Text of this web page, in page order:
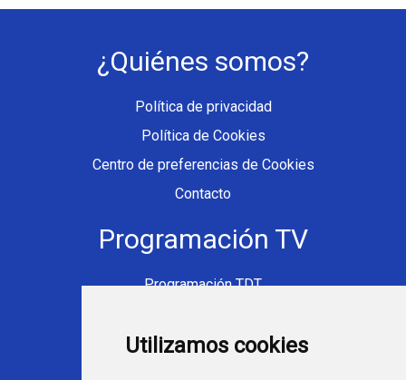
Utilizamos cookies
¿Quiénes somos?
Política de privacidad
Política de Cookies
Centro de preferencias de Cookies
Contacto
Programación TV
Programación TDT
Ver TV Online